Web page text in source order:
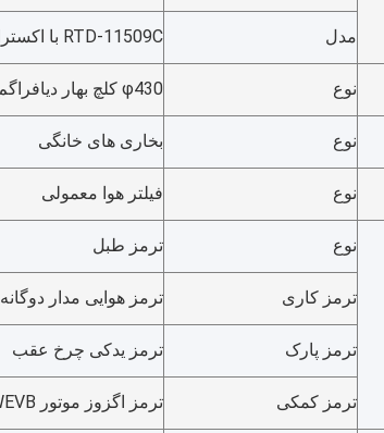
مدل RTD-11509C با اکستراکتور فلنج QH50
نوع φ430 کلچ بهار دیافراگم
نوع بخاری های خانگی
نوع فیلتر هوا معمولی
نوع ترمز طبل
ترمز کاری ترمز هوایی مدار دوگانه
ترمز پارک ترمز یدکی چرخ عقب
ترمز کمکی ترمز اگزوز موتور WEVB